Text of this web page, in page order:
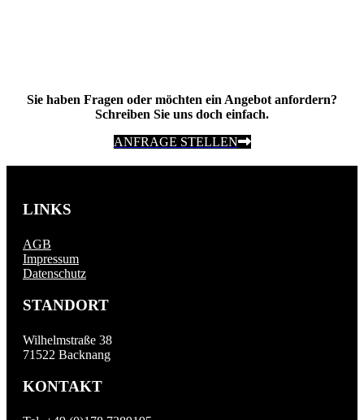
Sie haben Fragen oder möchten ein Angebot anfordern?
Schreiben Sie uns doch einfach.
ANFRAGE STELLEN
LINKS
AGB
Impressum
Datenschutz
STANDORT
Wilhelmstraße 38
71522 Backnang
KONTAKT